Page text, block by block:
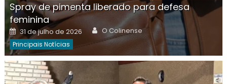
Spray de pimenta liberado para defesa
feminina
Posted
on
31 de julho de 2026 Author
O Colinense
Principais Notícias